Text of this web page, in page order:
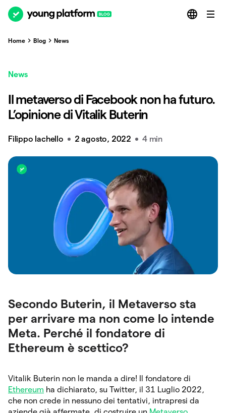
Home Blog News
News
Il metaverso di Facebook non ha futuro.
L’opinione di Vitalik Buterin
Filippo Iachello 2 agosto, 2022 4 min
Secondo Buterin, il Metaverso sta
per arrivare ma non come lo intende
Meta. Perché il fondatore di
Ethereum è scettico?
Vitalik Buterin non le manda a dire! Il fondatore di
Ethereum ha dichiarato, su Twitter, il 31 Luglio 2022,
che non crede in nessuno dei tentativi, intrapresi da